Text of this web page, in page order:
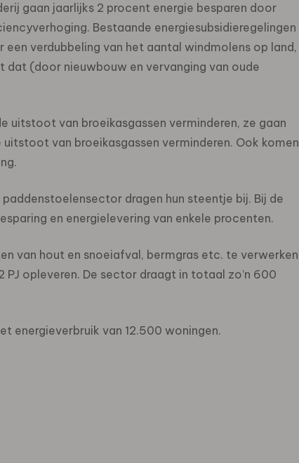
gaan jaarlijks 2 procent energie besparen door
Bestaande energiesubsidieregelingen
verdubbeling van het aantal windmolens op land,
dat (door nieuwbouw en vervanging van oude
uitstoot van broeikasgassen verminderen, ze gaan
van broeikasgassen verminderen. Ook komen
dragen hun steentje bij. Bij de
en energielevering van enkele procenten.
van hout en snoeiafval, bermgras etc. te verwerken
opleveren. De sector draagt in totaal zo’n 600
energieverbruik van 12.500 woningen.